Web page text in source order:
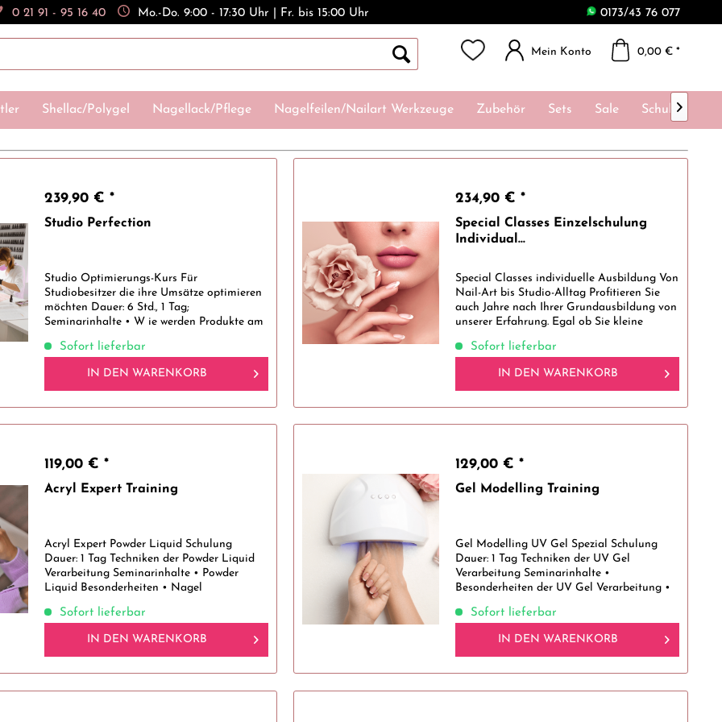
0 21 91 - 95 16 40 Mo.-Do. 9:00 - 17:30 Uhr | Fr. bis 15:00 Uhr 0173/43 76 077
Mein Konto 0,00 € *
Shellac/Polygel Nagellack/Pflege Nagelfeilen/Nailart Werkzeuge Zubehör Sets Sale Schulungen

239,90 € *
Studio Perfection
Studio Optimierungs-Kurs Für
Studiobesitzer die ihre Umsätze optimieren
möchten Dauer: 6 Std., 1 Tag;
Seminarinhalte • W ie werden Produkte am
Fingernagelstudio • Kalkulation im
Nagelstudio •...
Sofort lieferbar
IN DEN WARENKORB
234,90 € *
Special Classes Einzelschulung
Individual...
Special Classes individuelle Ausbildung Von
Nail-Art bis Studio-Alltag Profitieren Sie
auch Jahre nach Ihrer Grundausbildung von
unserer Erfahrung. Egal ob Sie kleine
einfache Nail-Art oder größere...
Sofort lieferbar
IN DEN WARENKORB
119,00 € *
Acryl Expert Training
Acryl Expert Powder Liquid Schulung
Dauer: 1 Tag Techniken der Powder Liquid
Verarbeitung Seminarinhalte • Powder
Liquid Besonderheiten • Nagel
Liquid Systemen • Fehlerquellen Powder
Sofort lieferbar
IN DEN WARENKORB
129,00 € *
Gel Modelling Training
Gel Modelling UV Gel Spezial Schulung
Dauer: 1 Tag Techniken der UV Gel
Verarbeitung Seminarinhalte •
Besonderheiten der UV Gel Verarbeitung •
Praxisübungen: Nagelstatik,
Modelliertechnik, Tip- und...
Sofort lieferbar
IN DEN WARENKORB